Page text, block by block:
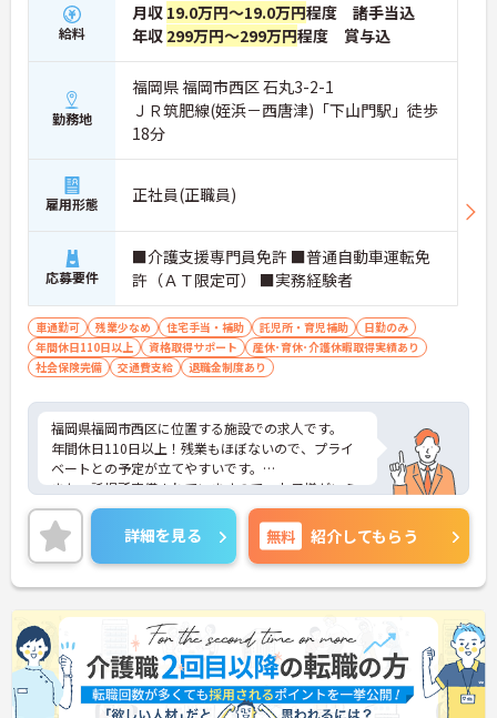
給料
月収 19.0万円～19.0万円程度 諸手当込
年収 299万円～299万円程度 賞与込
勤務地
福岡県 福岡市西区 石丸3-2-1
ＪＲ筑肥線(姪浜－西唐津)「下山門駅」徒歩
18分
雇用形態 正社員(正職員)
応募要件
■介護支援専門員免許 ■普通自動車運転免
許（ＡＴ限定可） ■実務経験者
車通勤可 残業少なめ 住宅手当・補助 託児所・育児補助
日勤のみ
年間休日110日以上
資格取得サポート
産休･育休･介護休暇取得実績あり
社会保険完備
交通費支給 退職金制度あり
福岡県福岡市西区に位置する施設での求人です。
年間休日110日以上！残業もほぼないので、プライ
ベートとの予定が立てやすいです。
また、託児所完備されていますので、お子様がいら
っしゃる方でも安心してご就業していただけます。
ご興味のある方は、お気軽にお問い合わせくださ
い。
詳細を見る 無料 紹介してもらう